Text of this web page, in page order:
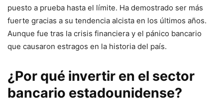
puesto a prueba hasta el límite. Ha demostrado ser más
fuerte gracias a su tendencia alcista en los últimos años.
Aunque fue tras la crisis financiera y el pánico bancario
que causaron estragos en la historia del país.
¿Por qué invertir en el sector
bancario estadounidense?